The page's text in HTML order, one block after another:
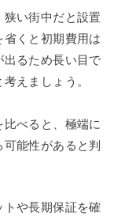
い街中だと設置
くと初期費用は
るため長い目で
えましょう。
べると、極端に
能性があると判
や長期保証を確